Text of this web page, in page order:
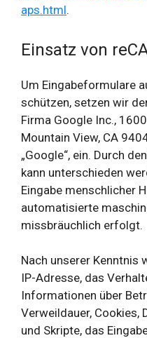
aps.html.
Einsatz von
Um Eingabeformulare
schützen, setzen wir
Firma Google Inc.,
Mountain View, CA
„Google“, ein. Durch
kann unterschieden
Eingabe menschlicher
automatisierte
missbräuchlich erfolgt.
Nach unserer Kenntnis
IP-Adresse, das
Informationen über
Verweildauer, Cookies,
und Skripte, das